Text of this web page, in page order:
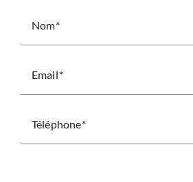
Nom
Email
Téléphone